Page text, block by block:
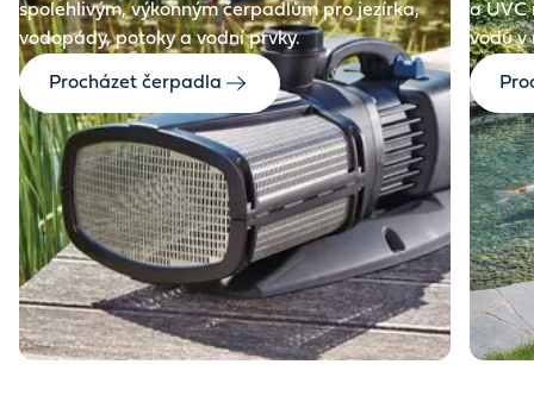
spolehlivým, výkonným čerpadlům pro jezírka,
vodopády, potoky a vodní prvky.
Procházet čerpadla
a UVC
vodu v